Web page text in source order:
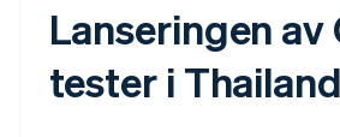
Lanseringen av
tester i Thailand